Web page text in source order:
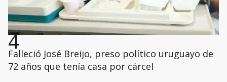
4
Falleció José Breijo, preso político uruguayo de
72 años que tenía casa por cárcel